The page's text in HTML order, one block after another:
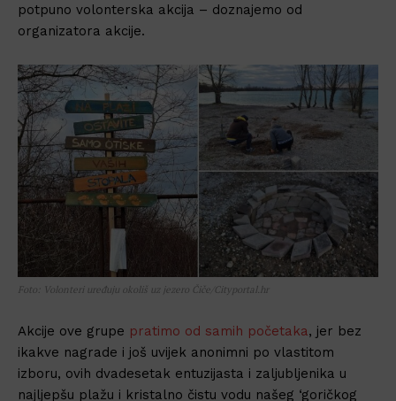
potpuno volonterska akcija – doznajemo od
organizatora akcije.
Foto: Volonteri uređuju okoliš uz jezero Čiče/Cityportal.hr
Akcije ove grupe pratimo od samih početaka, jer bez
ikakve nagrade i još uvijek anonimni po vlastitom
izboru, ovih dvadesetak entuzijasta i zaljubljenika u
najljepšu plažu i kristalno čistu vodu našeg ‘goričkog